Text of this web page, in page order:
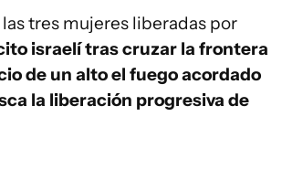
tres mujeres liberadas por
israelí tras cruzar la frontera
de un alto el fuego acordado
la liberación progresiva de